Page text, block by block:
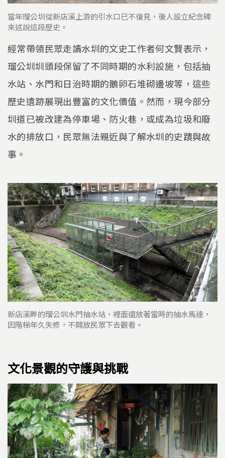
當年瑠公圳從新店溪上游的引水口已不復見，後人設立紀念碑
來述說這段歷史。
經常帶領民眾走讀水圳的文史工作者何文賢表示，
瑠公圳圳頭段保留了不同時期的水利設施，包括抽
水站、水門和日治時期的鵝卵石堆砌邊坡等，這些
歷史遺跡展現出豐富的文化價值。然而，現今部分
圳道已被改建為停車場、防火巷，或成為垃圾和廢
水的排放口，民眾無法親近與了解水圳的史蹟與故
事。
新店溪畔的瑠公圳水門抽水站，裡面還放著當時的抽水馬達，
因階梯年久失修，不開放民眾下去觀看。
文化景觀的守護與挑戰